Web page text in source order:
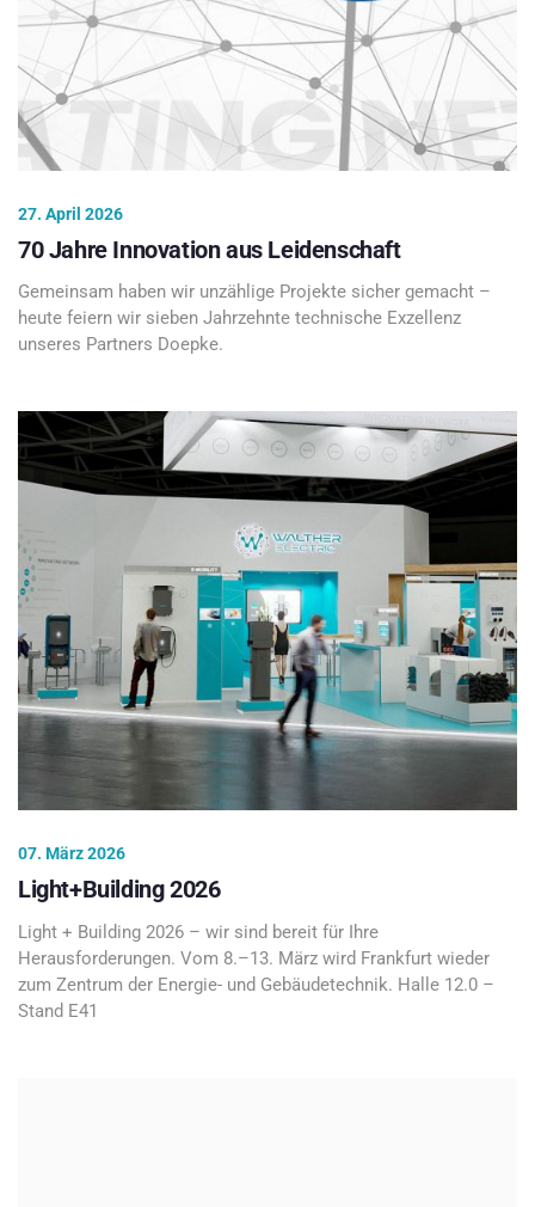
27. April 2026
70 Jahre Innovation aus Leidenschaft
Gemeinsam haben wir unzählige Projekte sicher gemacht –
heute feiern wir sieben Jahrzehnte technische Exzellenz
unseres Partners Doepke.
07. März 2026
Light+Building 2026
Light + Building 2026 – wir sind bereit für Ihre
Herausforderungen. Vom 8.–13. März wird Frankfurt wieder
zum Zentrum der Energie- und Gebäudetechnik. Halle 12.0 –
Stand E41